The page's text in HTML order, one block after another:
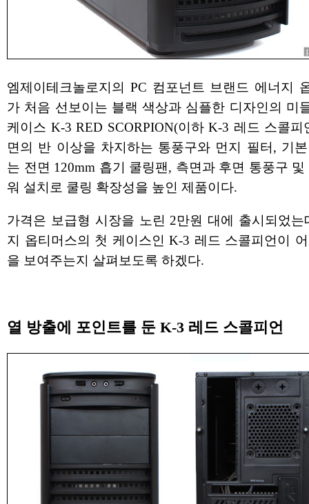
엠제이테크놀로지의 PC 컴포넌트 브랜드 에너지
가 처음 선보이는 블랙 색상과 심플한 디자인의 미
케이스 K-3 RED SCORPION(이하 K-3 레드 스콜피
면의 반 이상을 차지하는 통풍구와 먼지 필터, 기
는 전면 120mm 흡기 쿨링팬, 측면과 후면 통풍구 및
워 설치로 쿨링 확장성을 높인 제품이다.
가격은 보급형 시장을 노린 2만원 대에 출시되었는
지 옵티머스의 첫 케이스인 K-3 레드 스콜피언이
을 보여주는지 살펴보도록 하겠다.
열 방출에 포인트를 둔 K-3 레드 스콜피언